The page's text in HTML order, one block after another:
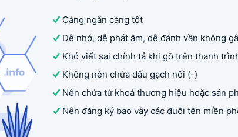
Càng ngắn càng tốt
Dễ nhớ, dễ phát âm, dễ đánh vần không
Khó viết sai chính tả khi gõ trên thanh
Không nên chứa dấu gạch nối (-)
Nên chứa từ khoá thương hiệu hoặc sản
Nên đăng ký bao vây các đuôi tên miền